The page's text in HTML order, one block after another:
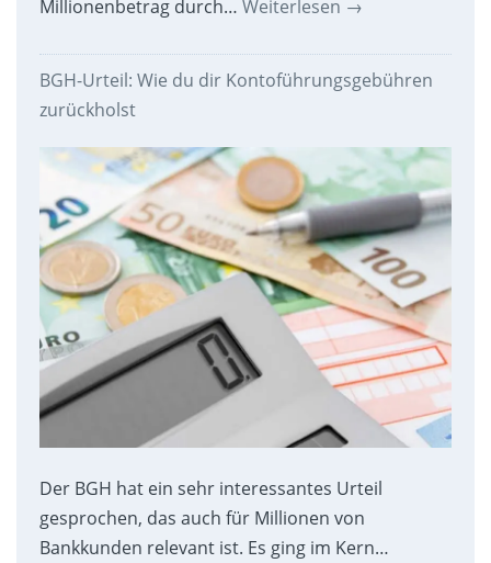
Millionenbetrag durch… Weiterlesen →
BGH-Urteil: Wie du dir Kontoführungsgebühren
zurückholst
Der BGH hat ein sehr interessantes Urteil
gesprochen, das auch für Millionen von
Bankkunden relevant ist. Es ging im Kern…